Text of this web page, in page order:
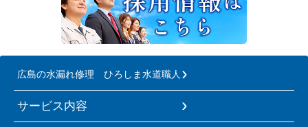
広島の水漏れ修理 ひろしま水道職人
サービス内容